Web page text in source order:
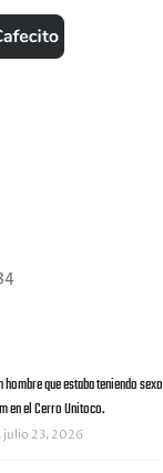
hombre que estaba teniendo
en el Cerro Unitoco.
julio 23, 2026